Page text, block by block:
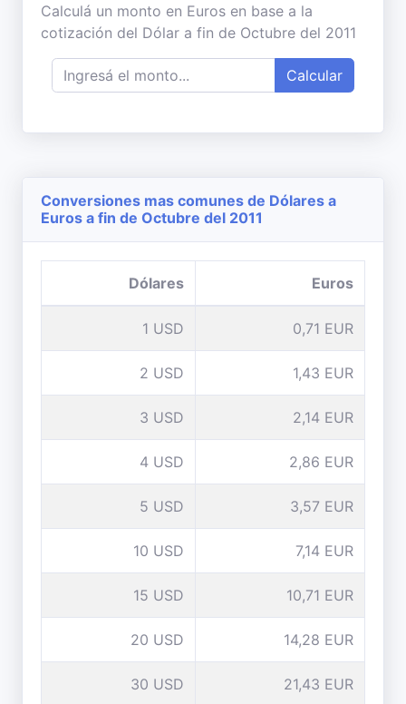
Calculá un monto en Euros en base a la
cotización del Dólar a fin de Octubre del 2011
Calcular
Conversiones mas comunes de Dólares a
Euros a fin de Octubre del 2011
Dólares Euros
1 USD 0,71 EUR
2 USD 1,43 EUR
3 USD 2,14 EUR
4 USD 2,86 EUR
5 USD 3,57 EUR
10 USD 7,14 EUR
15 USD 10,71 EUR
20 USD 14,28 EUR
30 USD 21,43 EUR